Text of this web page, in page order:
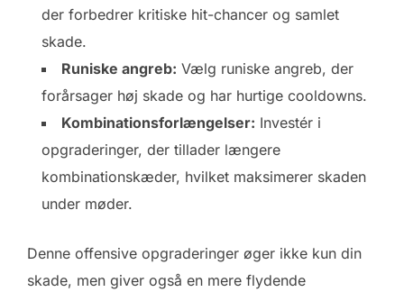
der forbedrer kritiske hit-chancer og samlet
skade.
Runiske angreb: Vælg runiske angreb, der
forårsager høj skade og har hurtige cooldowns.
Kombinationsforlængelser: Investér i
opgraderinger, der tillader længere
kombinationskæder, hvilket maksimerer skaden
under møder.
Denne offensive opgraderinger øger ikke kun din
skade, men giver også en mere flydende